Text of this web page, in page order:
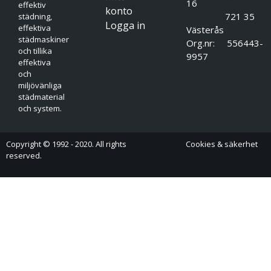
effektiv
städning,
effektiva
städmaskiner
och tillika
effektiva
och
miljövänliga
städmaterial
och system.
konto
Logga in
16
721 35
Västerås
Org.nr: 556443-
9957
Copyright © 1992 - 2020. All rights
reserved.
Cookies & säkerhet